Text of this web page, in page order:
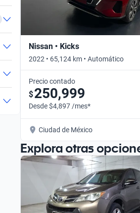
Nissan • Kicks
2022 • 65,124 km • Automático
Precio contado
$250,999
Desde $4,897 /mes*
Ciudad de México
Explora otras